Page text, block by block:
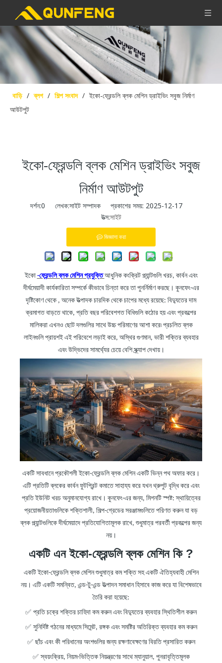
বাড়ি / ব্লগ / শিল্প সংবাদ / ইকো-ফ্রেন্ডলি ব্লক মেশিন ড্রাইভিং সবুজ নির্মাণ
আউটপুট
ইকো-ফ্রেন্ডলি ব্লক মেশিন ড্রাইভিং সবুজ
নির্মাণ আউটপুট
দর্শন:0 লেখক:সাইট সম্পাদক প্রকাশের সময়: 2025-12-17
উত্স:সাইট
জিজ্ঞাসা করা
ইকো -ফ্রেন্ডলি ব্লক মেশিন প্রযুক্তিআধুনিক কংক্রিট প্ল্যান্টগুলি খরচ, কার্বন এবং
দীর্ঘমেয়াদী কার্যকারিতা সম্পর্কে কীভাবে চিন্তা করে তা পুনর্নির্মাণ করছে। কুনফেং-এর
দৃষ্টিকোণ থেকে , অনেক উত্পাদক চারদিক থেকে চাপের মধ্যে রয়েছে: বিদ্যুতের দাম
ক্রমাগত বাড়তে থাকে, প্রতি বছর পরিবেশগত বিধিগুলি কঠোর হয় এবং প্রকল্পের
মালিকরা এখনও ছোট দলগুলির সাথে উচ্চ পরিমাণের আশা করে৷ প্রচলিত ব্লক
লাইনগুলি প্রায়শই এই পরিবেশে লড়াই করে, অস্থির গুণমান, ভারী শক্তির ব্যবহার
এবং উদ্ভিদের সামর্থ্যের চেয়ে বেশি স্ক্র্যাপ দেখায়।
একটি সাবধানে প্রকৌশলী ইকো-ফ্রেন্ডলি ব্লক মেশিন একটি ভিন্ন পথ অফার করে।
এটি প্রতিটি ব্লকের কার্বন ফুটপ্রিন্ট কমাতে সাহায্য করে যখন থ্রুপুট বৃদ্ধি করে এবং
প্রতি ইউনিট খরচ অনুমানযোগ্য রাখে। কুনফেং-এর জন্য, মিশনটি স্পষ্ট: স্থায়িত্বের
প্রয়োজনীয়তাগুলিকে শক্তিশালী, শিল্প-গ্রেডের সরঞ্জামগুলিতে পরিণত করুন যা বড়
ব্লক প্ল্যান্টগুলিকে দীর্ঘমেয়াদে প্রতিযোগিতামূলক রাখে, শুধুমাত্র পরবর্তী প্রকল্পের জন্য
নয়।
একটি এন ইকো-ফ্রেন্ডলি ব্লক মেশিন কি ?
একটি ইকো-ফ্রেন্ডলি ব্লক মেশিন শুধুমাত্র কম শক্তি সহ একটি ঐতিহ্যবাহী মেশিন
নয়। এটি একটি সমন্বিত, এন্ড-টু-এন্ড উত্পাদন সমাধান হিসাবে কাজ করে যা বিশেষভাবে
তৈরি করা হয়েছে:
✅ প্রতি চক্রে শক্তির চাহিদা কম করুন এবং বিদ্যুতের ব্যবহার স্থিতিশীল করুন
✅ সুনির্দিষ্ট গঠনের মাধ্যমে সিমেন্ট, রঙ্গক এবং সমষ্টির অতিরিক্ত ব্যবহার কম করুন
✅ ছাঁচ এবং কী পরিধানের অংশগুলির জন্য রক্ষণাবেক্ষণের বিরতি প্রসারিত করুন
✅স্বয়ংক্রিয়, নিয়ম-ভিত্তিক নিয়ন্ত্রণের সাথে ম্যানুয়াল, পুনরাবৃত্তিমূলক